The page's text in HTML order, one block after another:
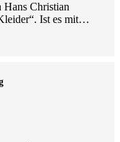
Christian
Ist es mit…